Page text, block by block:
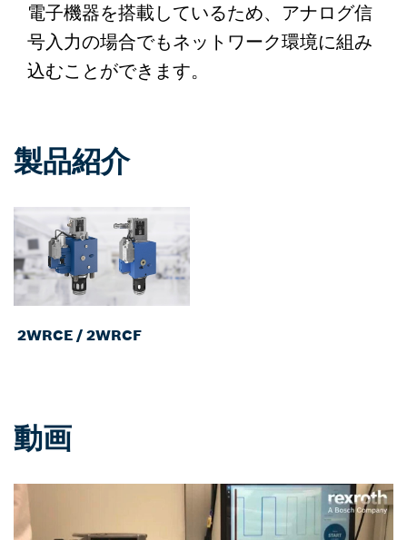
電子機器を搭載しているため、アナログ信
号入力の場合でもネットワーク環境に組み
込むことができます。
製品紹介
2WRCE / 2WRCF
動画